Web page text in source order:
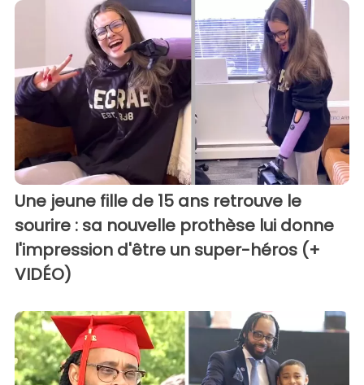
Une jeune fille de 15 ans retrouve le
sourire : sa nouvelle prothèse lui donne
l'impression d'être un super-héros (+
VIDÉO)